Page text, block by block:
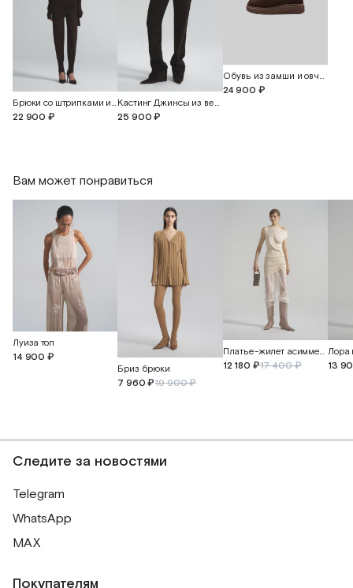
Длина по короткой части изделия
Длина рукава
Брюки со штрипками из шерсти австралийского мериноса
22 900 ₽
Кастинг Джинсы из вельвета
25 900 ₽
Обувь из замши и овчины "Керли"
24 900 ₽
Вам может понравиться
Луиза топ
14 900 ₽
Бриз брюки
7 960 ₽19 900 ₽
Платье-жилет асимметричное
12 180 ₽17 400 ₽ 13
Следите за новостями
Telegram
WhatsApp
MAX
Покупателям